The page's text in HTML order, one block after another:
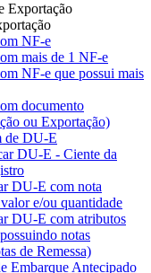
Exportação
NF-e
mais de 1 NF-e
NF-e que possui mais
documento
ou Exportação)
de DU-E
DU-E - Ciente da
DU-E com nota
e/ou quantidade
DU-E com atributos
notas
de Remessa)
Embarque Antecipado